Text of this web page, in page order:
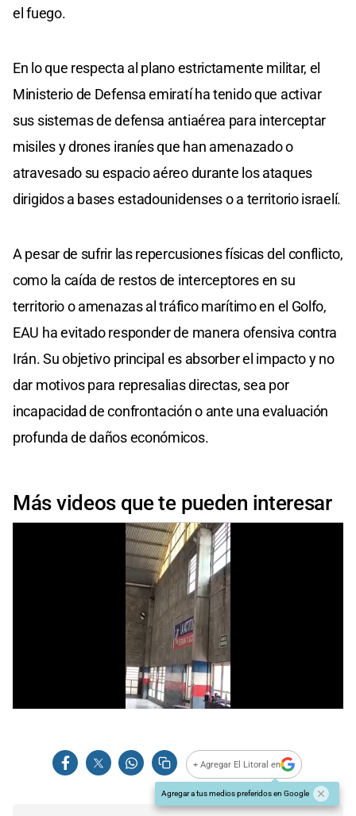
el fuego.
En lo que respecta al plano estrictamente militar, el
Ministerio de Defensa emiratí ha tenido que activar
sus sistemas de defensa antiaérea para interceptar
misiles y drones iraníes que han amenazado o
atravesado su espacio aéreo durante los ataques
dirigidos a bases estadounidenses o a territorio israelí.
A pesar de sufrir las repercusiones físicas del conflicto,
como la caída de restos de interceptores en su
territorio o amenazas al tráfico marítimo en el Golfo,
EAU ha evitado responder de manera ofensiva contra
Irán. Su objetivo principal es absorber el impacto y no
dar motivos para represalias directas, sea por
incapacidad de confrontación o ante una evaluación
profunda de daños económicos.
Más videos que te pueden interesar
+ Agregar El Litoral en
Agregar a tus medios preferidos en Google